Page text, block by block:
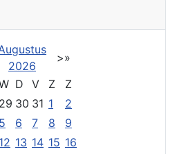
2026
>»
D V Z
Z
29 30 31 1
2
5 6 7 8
9
12 13 14 15 16